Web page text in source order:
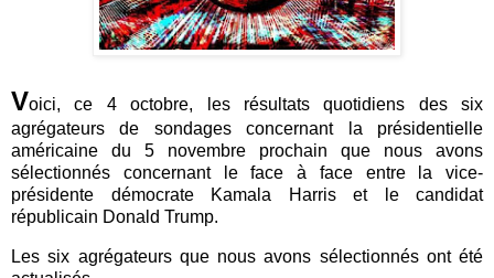
Voici, ce 4 octobre, les résultats quotidiens des six
agrégateurs de sondages concernant la présidentielle
américaine du 5 novembre prochain que nous avons
sélectionnés concernant le face à face entre la vice-
présidente démocrate Kamala Harris et le candidat
républicain Donald Trump.
Les six agrégateurs que nous avons sélectionnés ont été